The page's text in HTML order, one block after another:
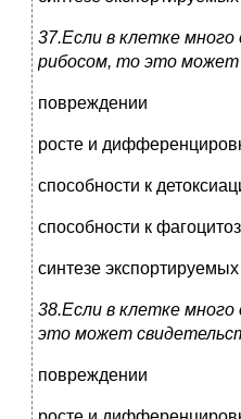
37.Если в клетке много
рибосом, то это может
повреждении
росте и
способности к
способности к
синтезе
38.Если в клетке
это может
повреждении